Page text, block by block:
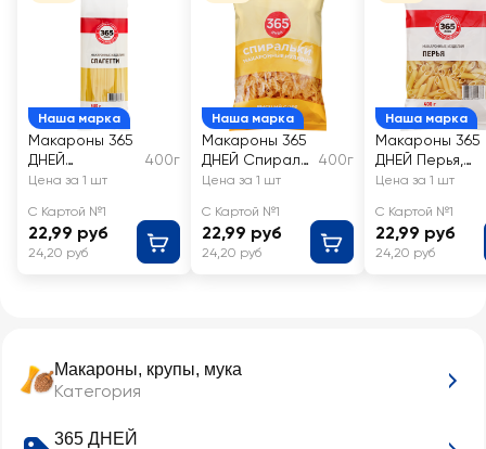
Макароны, крупы, мука
Категория
365 ДНЕЙ
Наша марка
Макароны 365
ДНЕЙ
Спагетти,
высший сорт
400г
Цена за 1 шт
С Картой №1
22,99 руб
24,20 руб
Наша марка
Макароны 365
ДНЕЙ Спираль,
группа В
400г
Цена за 1 шт
С Картой №1
22,99 руб
24,20 руб
Наша марка
Макароны 365
ДНЕЙ Перья,
группа В
Цена за 1 шт
С Картой №1
22,99 руб
24,20 руб